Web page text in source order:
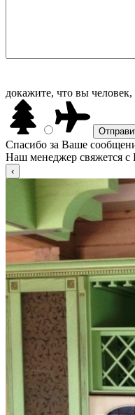
докажите, что вы
Спасибо за Ваше
Наш менеджер свяжется